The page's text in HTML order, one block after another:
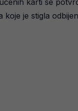
karti se
je stigla